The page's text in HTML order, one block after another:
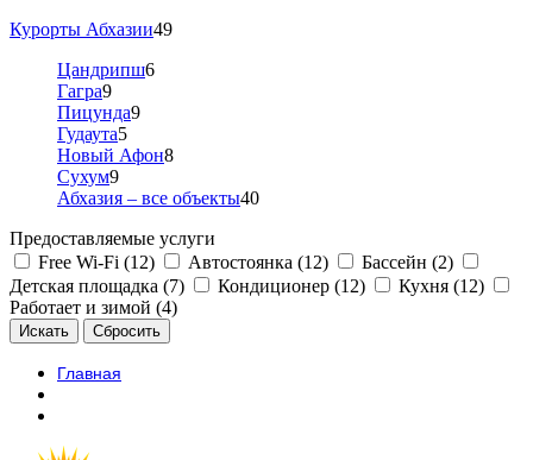
Курорты Абхазии49
Цандрипш6
Гагра9
Пицунда9
Гудаута5
Новый Афон8
Сухум9
Абхазия – все объекты40
Предоставляемые услуги
Free Wi-Fi (12)
Автостоянка (12)
Бассейн (2)
Детская площадка (7)
Кондиционер (12)
Кухня (12)
Работает и зимой (4)
Главная